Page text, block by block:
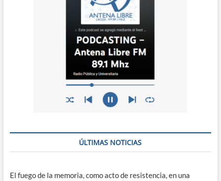
ÚLTIMAS NOTICIAS
El fuego de la memoria, como acto de resistencia, en una